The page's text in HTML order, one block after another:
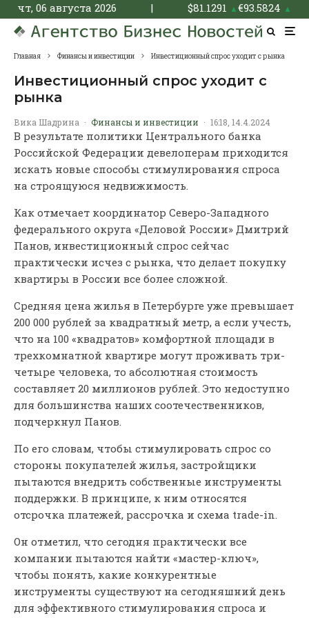
чт, 06 августа 2026 | $81.1291 ▲€93.5824 ▲
Главная Финансы и инвестиции Инвестиционный спрос уходит с рынка
Инвестиционный спрос уходит с
рынка
Вика Шадрина · Финансы и инвестиции · 16:18, 14.4.2024
В результате политики Центрального банка
Российской Федерации девелоперам приходится
искать новые способы стимулирования спроса
на строящуюся недвижимость.
Как отмечает координатор Северо-Западного
федерального округа «Деловой России» Дмитрий
Панов, инвестиционный спрос сейчас
практически исчез с рынка, что делает покупку
квартиры в России все более сложной.
Средняя цена жилья в Петербурге уже превышает
200 000 рублей за квадратный метр, а если учесть,
что на 100 «квадратов» комфортной площади в
трехкомнатной квартире могут проживать три-
четыре человека, то абсолютная стоимость
составляет 20 миллионов рублей. Это недоступно
для большинства наших соотечественников,
подчеркнул Панов.
По его словам, чтобы стимулировать спрос со
стороны покупателей жилья, застройщики
пытаются внедрить собственные инструменты
поддержки. В принципе, к ним относятся
отсрочка платежей, рассрочка и схема trade-in.
Он отметил, что сегодня практически все
компании пытаются найти «мастер-ключ»,
чтобы понять, какие конкурентные
инструменты существуют на сегодняшний день
для эффективного стимулирования спроса и